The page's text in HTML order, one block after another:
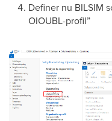
Definer nu BILSIM
OIOUBL-profil”